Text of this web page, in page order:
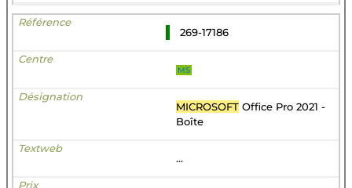
269-17186
MS
MICROSOFT Office Pro 2021 -
Boîte
...